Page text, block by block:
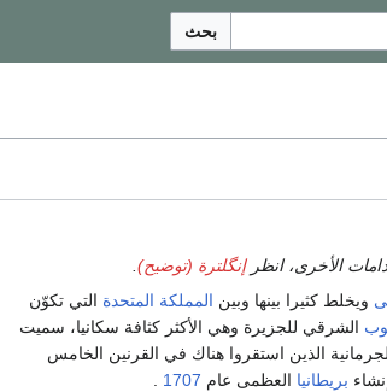
بحث
إنگلترة (توضيح)
ويخلط كثيرا بينها وبين المملكة المتحدة التي تكوّن
الشرقي للجزيرة وهي الأكثر كثافة سكانيا، سميت
الذين استقروا هناك في القرنين الخامس
بريطانيا العظمى عام 1707